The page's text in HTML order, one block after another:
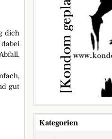
dich
gut
Kategorien